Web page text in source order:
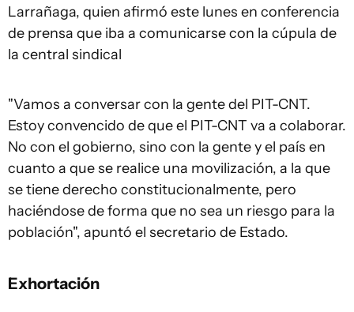
Larrañaga, quien afirmó este lunes en conferencia
de prensa que iba a comunicarse con la cúpula de
la central sindical
"Vamos a conversar con la gente del PIT-CNT.
Estoy convencido de que el PIT-CNT va a colaborar.
No con el gobierno, sino con la gente y el país en
cuanto a que se realice una movilización, a la que
se tiene derecho constitucionalmente, pero
haciéndose de forma que no sea un riesgo para la
población", apuntó el secretario de Estado.
Exhortación